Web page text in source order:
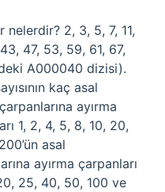
nelerdir? 2, 3, 5, 7, 11,
47, 53, 59, 61, 67,
A000040 dizisi).
kaç asal
ayırma
1, 2, 4, 5, 8, 10, 20,
asal
ayırma çarpanları
25, 40, 50, 100 ve